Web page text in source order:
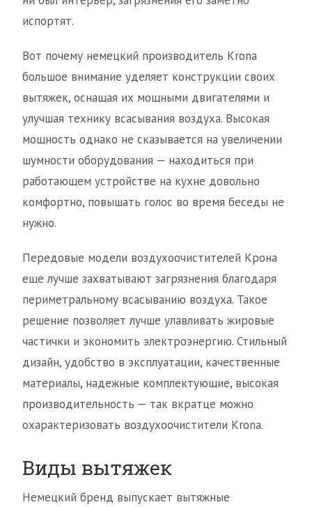
испортят.
Вот почему немецкий производитель Krona
большое внимание уделяет конструкции своих
вытяжек, оснащая их мощными двигателями и
улучшая технику всасывания воздуха. Высокая
мощность однако не сказывается на увеличении
шумности оборудования — находиться при
работающем устройстве на кухне довольно
комфортно, повышать голос во время беседы не
нужно.
Передовые модели воздухоочистителей Крона
еще лучше захватывают загрязнения благодаря
периметральному всасыванию воздуха. Такое
решение позволяет лучше улавливать жировые
частички и экономить электроэнергию. Стильный
дизайн, удобство в эксплуатации, качественные
материалы, надежные комплектующие, высокая
производительность — так вкратце можно
охарактеризовать воздухоочистители Krona.
Виды вытяжек
Немецкий бренд выпускает вытяжные